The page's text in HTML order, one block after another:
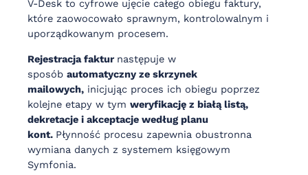
V-Desk to cyfrowe ujęcie całego obiegu faktury,
które zaowocowało sprawnym, kontrolowalnym i
uporządkowanym procesem.
Rejestracja faktur następuje w
sposób automatyczny ze skrzynek
mailowych, inicjując proces ich obiegu poprzez
kolejne etapy w tym weryfikację z białą listą,
dekretacje i akceptacje według planu
kont. Płynność procesu zapewnia obustronna
wymiana danych z systemem księgowym
Symfonia.